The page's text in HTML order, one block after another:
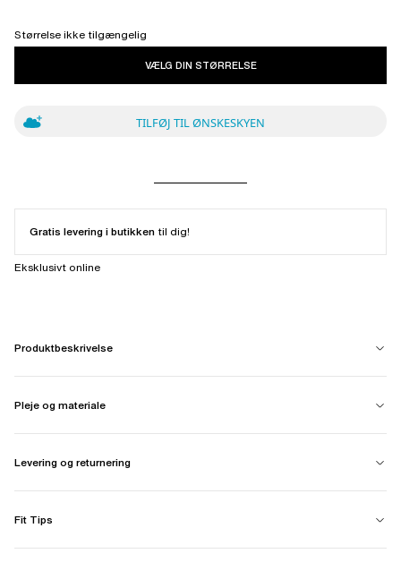
Størrelse ikke tilgængelig
VÆLG DIN STØRRELSE
TILFØJ TIL ØNSKESKYEN
Gratis levering i butikken til dig!
Eksklusivt online
Produktbeskrivelse
Pleje og materiale
Levering og returnering
Fit Tips